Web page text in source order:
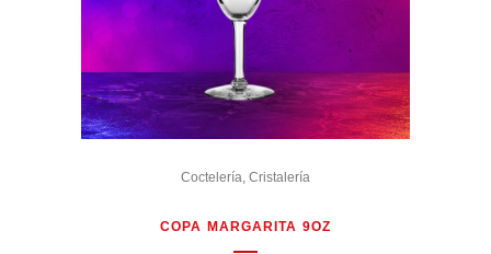
Coctelería Cristalería
COPA MARGARITA 9OZ